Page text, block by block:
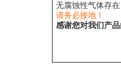
无腐蚀性气体存
请务必接地！
感谢您对我们产